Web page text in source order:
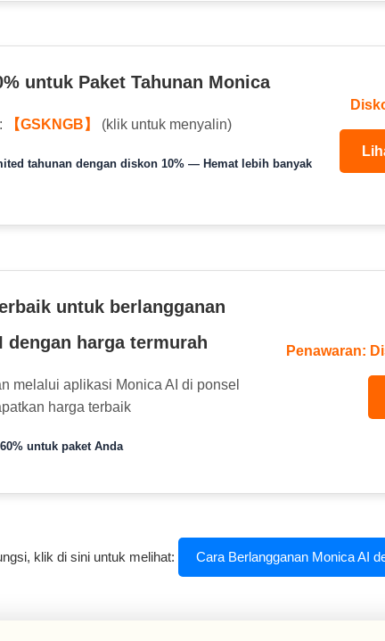
untuk Paket Tahunan Monica
【GSKNGB】 (klik untuk menyalin)
tahunan dengan diskon 10% — Hemat lebih banyak
untuk berlangganan
dengan harga termurah
melalui aplikasi Monica AI di ponsel
harga terbaik
untuk paket Anda
Penawaran:
klik di sini untuk melihat: Cara Berlangganan Monica AI